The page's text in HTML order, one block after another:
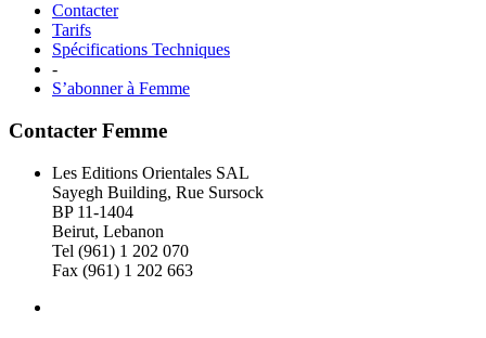
Contacter
Tarifs
Spécifications Techniques
-
S’abonner à Femme
Contacter Femme
Les Editions Orientales SAL
Sayegh Building, Rue Sursock
BP 11-1404
Beirut, Lebanon
Tel (961) 1 202 070
Fax (961) 1 202 663